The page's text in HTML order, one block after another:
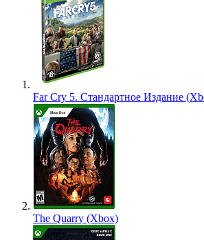
Far Cry 5. Стандартное Издание
The Quarry (Xbox)